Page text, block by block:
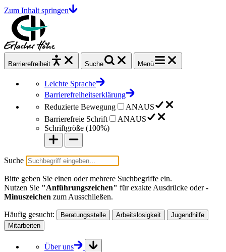
Zum Inhalt springen
Barrierefrei heit Suche Menü
Leichte Sprache
Barrierefreiheitserklärung
Reduzierte Bewegung
ANAUS
Barrierefreie Schrift
ANAUS
Schriftgröße (100%)
Suche
Bitte geben Sie einen oder mehrere Suchbegriffe ein.
Nutzen Sie "Anführungszeichen" für exakte Ausdrücke oder-
Minuszeichen zum Ausschließen.
Häufig gesucht: Beratungsstelle Arbeitslosigkeit
Jugendhilfe
Mitarbeiten
Über uns